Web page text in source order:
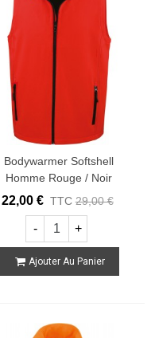
Bodywarmer Softshell
Homme Rouge / Noir
22,00 € TTC 29,00 €
- +
Ajouter Au Panier